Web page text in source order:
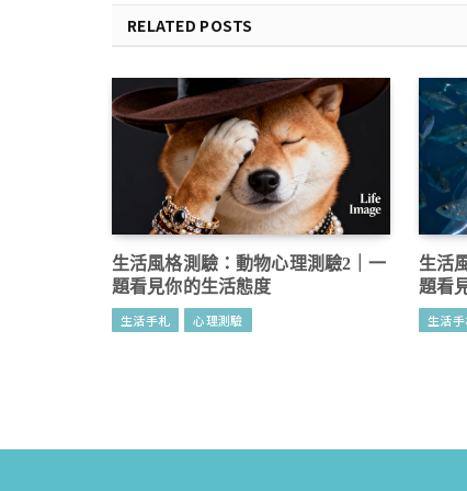
RELATED POSTS
生活風格測驗：動物心理測驗2｜一
題看見你的生活態度
生活手札 心理測驗
生活
題看
生活